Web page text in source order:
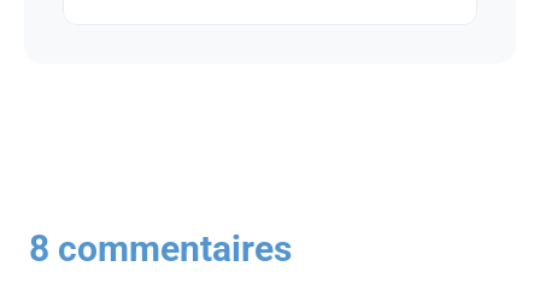
8 commentaires